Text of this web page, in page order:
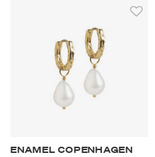
ENAMEL COPENHAGEN